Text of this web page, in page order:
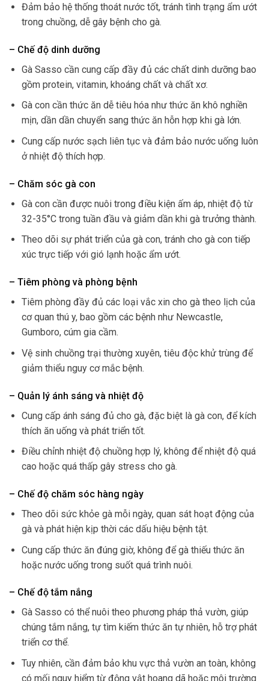
Đảm bảo hệ thống thoát nước tốt, tránh tình trạng ẩm ướt
trong chuồng, dễ gây bệnh cho gà.
– Chế độ dinh dưỡng
Gà Sasso cần cung cấp đầy đủ các chất dinh dưỡng bao
gồm protein, vitamin, khoáng chất và chất xơ.
Gà con cần thức ăn dễ tiêu hóa như thức ăn khô nghiền
mịn, dần dần chuyển sang thức ăn hỗn hợp khi gà lớn.
Cung cấp nước sạch liên tục và đảm bảo nước uống luôn
ở nhiệt độ thích hợp.
– Chăm sóc gà con
Gà con cần được nuôi trong điều kiện ấm áp, nhiệt độ từ
32-35°C trong tuần đầu và giảm dần khi gà trưởng thành.
Theo dõi sự phát triển của gà con, tránh cho gà con tiếp
xúc trực tiếp với gió lạnh hoặc ẩm ướt.
– Tiêm phòng và phòng bệnh
Tiêm phòng đầy đủ các loại vắc xin cho gà theo lịch của
cơ quan thú y, bao gồm các bệnh như Newcastle,
Gumboro, cúm gia cầm.
Vệ sinh chuồng trại thường xuyên, tiêu độc khử trùng để
giảm thiểu nguy cơ mắc bệnh.
– Quản lý ánh sáng và nhiệt độ
Cung cấp ánh sáng đủ cho gà, đặc biệt là gà con, để kích
thích ăn uống và phát triển tốt.
Điều chỉnh nhiệt độ chuồng hợp lý, không để nhiệt độ quá
cao hoặc quá thấp gây stress cho gà.
– Chế độ chăm sóc hàng ngày
Theo dõi sức khỏe gà mỗi ngày, quan sát hoạt động của
gà và phát hiện kịp thời các dấu hiệu bệnh tật.
Cung cấp thức ăn đúng giờ, không để gà thiếu thức ăn
hoặc nước uống trong suốt quá trình nuôi.
– Chế độ tắm nắng
Gà Sasso có thể nuôi theo phương pháp thả vườn, giúp
chúng tắm nắng, tự tìm kiếm thức ăn tự nhiên, hỗ trợ phát
triển cơ thể.
Tuy nhiên, cần đảm bảo khu vực thả vườn an toàn, không
có mối nguy hiểm từ động vật hoang dã hoặc môi trường